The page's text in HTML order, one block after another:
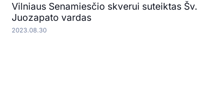
Vilniaus Senamiesčio skverui suteiktas Šv.
Juozapato vardas
2023.08.30